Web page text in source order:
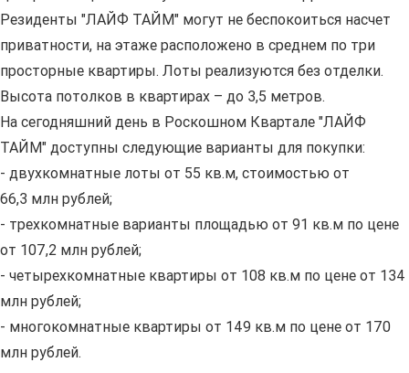
Резиденты "ЛАЙФ ТАЙМ" могут не беспокоиться насчет
приватности, на этаже расположено в среднем по три
просторные квартиры. Лоты реализуются без отделки.
Высота потолков в квартирах – до 3,5 метров.
На сегодняшний день в Роскошном Квартале "ЛАЙФ
ТАЙМ" доступны следующие варианты для покупки:
- двухкомнатные лоты от 55 кв.м, стоимостью от
66,3 млн рублей;
- трехкомнатные варианты площадью от 91 кв.м по цене
от 107,2 млн рублей;
- четырехкомнатные квартиры от 108 кв.м по цене от 134
млн рублей;
- многокомнатные квартиры от 149 кв.м по цене от 170
млн рублей.